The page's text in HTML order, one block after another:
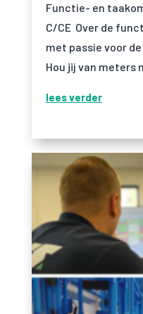
Functie- en
C/CE Over de
met passie voor
Hou jij van meters
lees verder